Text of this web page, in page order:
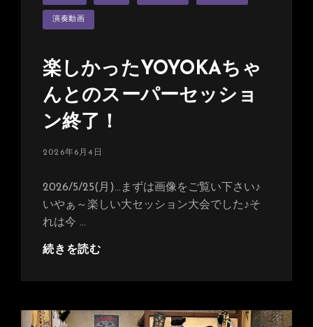
ゴ
ー
演奏動画
楽しかったYOYOKAちゃ
んとのスーパーセッショ
ン終了！
投
2026年6月4日
2026/5/25(月)…まずは画像をご覧い下さい♪
いやぁ～楽しい大セッション大会でした♪そ
れは今 …
続きを読む
か
た